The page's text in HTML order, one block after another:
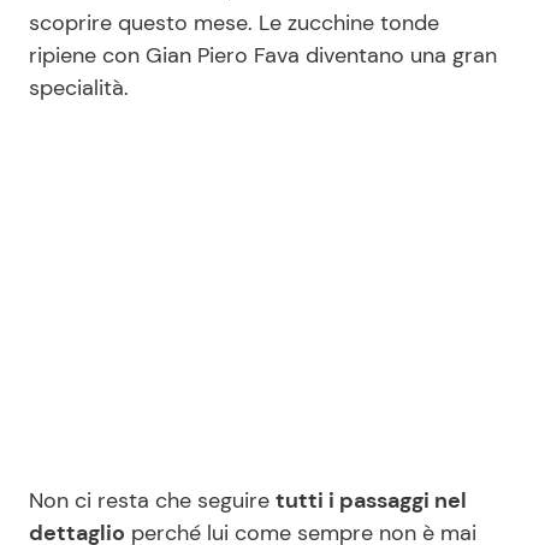
Salute
Viaggi e Turismo
Ricette Facili e Veloci
Redazione
scoprire questo mese. Le zucchine tonde
ripiene con Gian Piero Fava diventano una gran
specialità.
Non ci resta che seguire tutti i passaggi nel
dettaglio perché lui come sempre non è mai